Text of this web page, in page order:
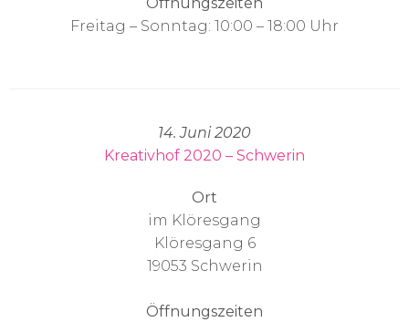
Freitag – Sonntag: 10:00 – 18:00 Uhr
14. Juni 2020
Kreativhof 2020 – Schwerin
Ort
im Klöresgang
Klöresgang 6
19053 Schwerin
Öffnungszeiten